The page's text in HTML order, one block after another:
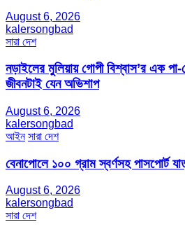
August 6, 2026
kalersongbad
সারা দেশ
নড়াইলের মুলিয়ায় গোপী বিশ্বাস’র এক
জীবনটাই যেন অভিশাপ
August 6, 2026
kalersongbad
আইন সারা দেশ
বেনাপোলে ১০০ গ্রাম স্বর্ণসহ পাসপোর্ট
August 6, 2026
kalersongbad
সারা দেশ